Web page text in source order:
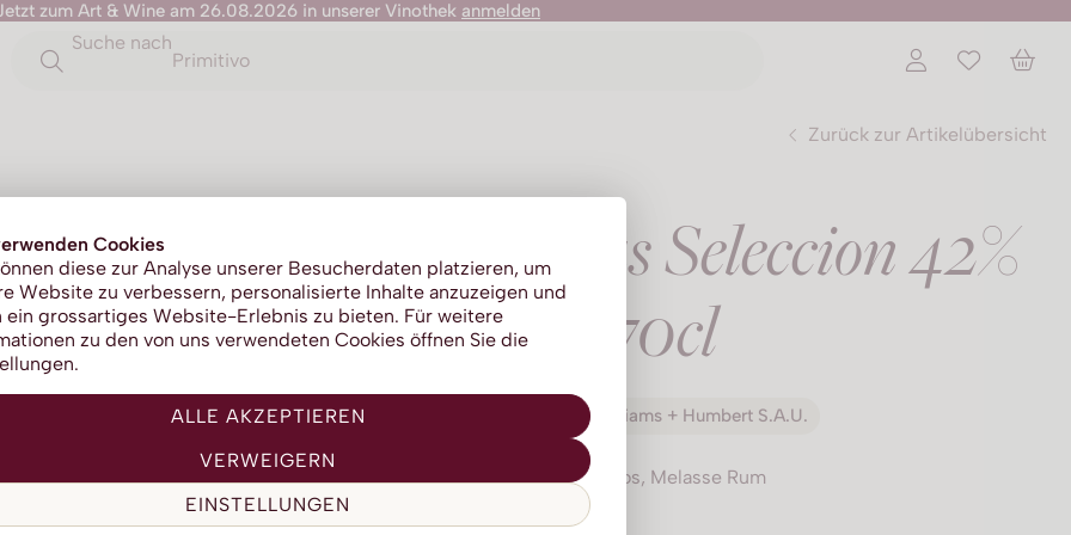
Cookies
diese zur Analyse unserer Besucherdaten platzieren, um
Website zu verbessern, personalisierte Inhalte anzuzeigen und
ein grossartiges Website-Erlebnis zu bieten. Für weitere
zu den von uns verwendeten Cookies öffnen Sie die
ALLE AKZEPTIEREN
VERWEIGERN
EINSTELLUNGEN
zum Art & Wine am 26.08.2026 in unserer Vinothek anmelden
Suche nach
Primitivo
Zurück zur Artikelübersicht
Dos Maderas Seleccion 42%
70cl
Bodegas Williams + Humbert S.A.U.
Barbados, Melasse Rum